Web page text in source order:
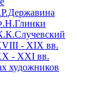
- XIX вв.
- XXI вв.
художников